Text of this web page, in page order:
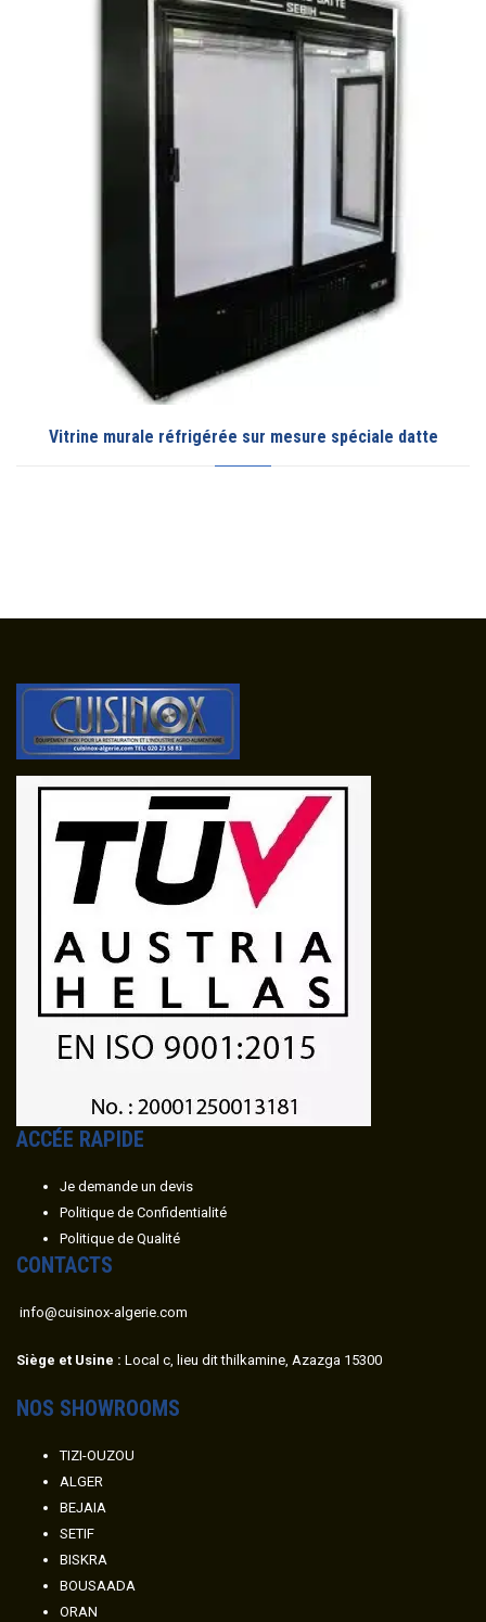
Refroidisseur d’eau
ACCÉE RAPIDE
Je demande un devis
Politique de Confidentialité
Politique de Qualité
CONTACTS
info@cuisinox-algerie.com
Siège et Usine : Local c, lieu dit thilkamine, Azazga 15300
NOS SHOWROOMS
TIZI-OUZOU
ALGER
BEJAIA
SETIF
BISKRA
BOUSAADA
ORAN